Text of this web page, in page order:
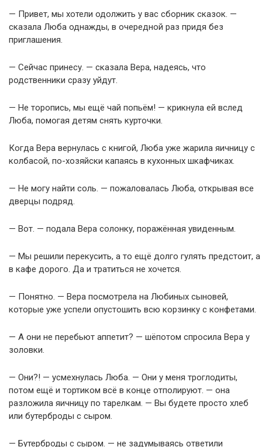
— Привет, мы хотели одолжить у вас сборник сказок. —
сказала Люба однажды, в очередной раз придя без
приглашения.
— Сейчас принесу. — сказала Вера, надеясь, что
родственники сразу уйдут.
— Не торопись, мы ещё чай попьём! — крикнула ей вслед
Люба, помогая детям снять курточки.
Когда Вера вернулась с книгой, Люба уже жарила яичницу с
колбасой, по-хозяйски капаясь в кухонных шкафчиках.
— Не могу найти соль. — пожаловалась Люба, открывая все
дверцы подряд.
— Вот. — подала Вера солонку, поражённая увиденным.
— Мы решили перекусить, а то ещё долго гулять предстоит, а
в кафе дорого. Да и тратиться не хочется.
— Понятно. — Вера посмотрела на Любиных сыновей,
которые уже успели опустошить всю корзинку с конфетами.
— А они не перебьют аппетит? — шёпотом спросила Вера у
золовки.
— Они?! — усмехнулась Люба. — Они у меня троглодиты,
потом ещё и тортиком всё в конце отполируют. — она
разложила яичницу по тарелкам. — Вы будете просто хлеб
или бутерброды с сыром.
— Бутерброды с сыром. — не задумываясь ответили